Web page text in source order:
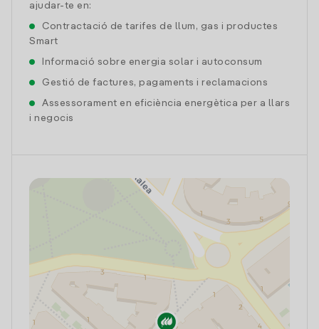
ajudar-te en:
Contractació de tarifes de llum, gas i productes
Smart
Informació sobre energia solar i autoconsum
Gestió de factures, pagaments i reclamacions
Assessorament en eficiència energètica per a llars
i negocis